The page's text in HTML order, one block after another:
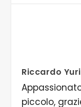
Riccardo
piccolo,